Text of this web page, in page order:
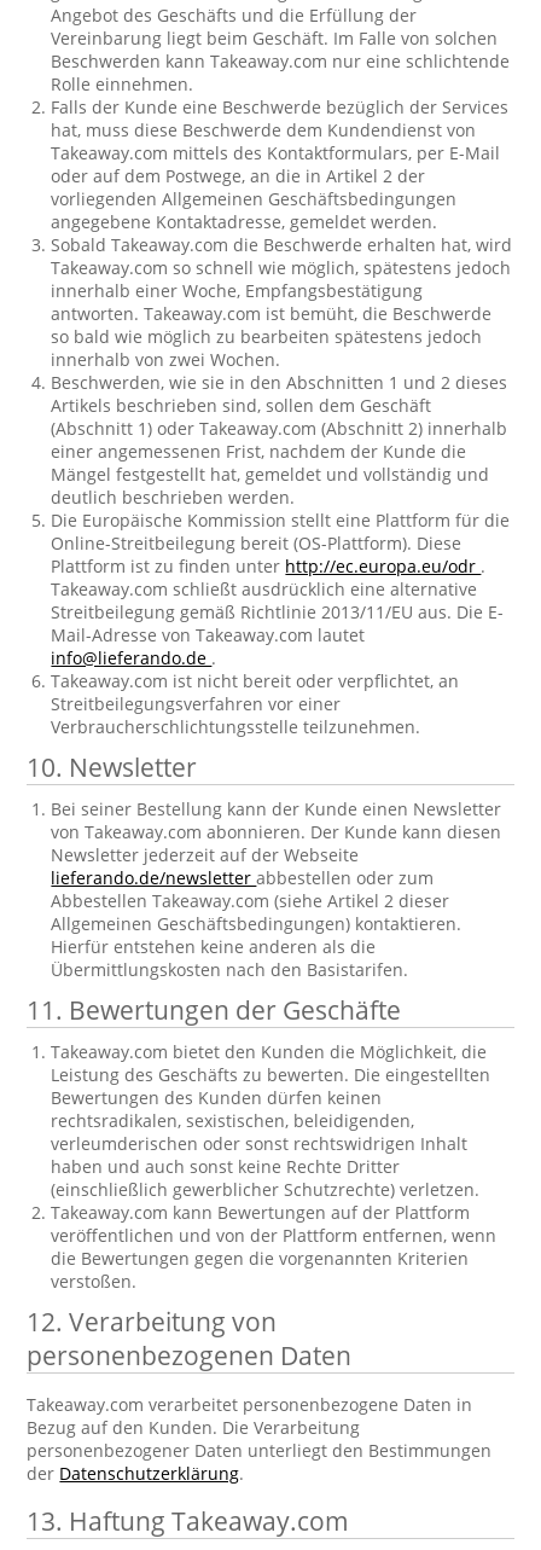
Angebot des Geschäfts und die Erfüllung der
Vereinbarung liegt beim Geschäft. Im Falle von solchen
Beschwerden kann Takeaway.com nur eine schlichtende
Rolle einnehmen.
Falls der Kunde eine Beschwerde bezüglich der Services
hat, muss diese Beschwerde dem Kundendienst von
Takeaway.com mittels des Kontaktformulars, per E-Mail
oder auf dem Postwege, an die in Artikel 2 der
vorliegenden Allgemeinen Geschäftsbedingungen
angegebene Kontaktadresse, gemeldet werden.
Sobald Takeaway.com die Beschwerde erhalten hat, wird
Takeaway.com so schnell wie möglich, spätestens jedoch
innerhalb einer Woche, Empfangsbestätigung
antworten. Takeaway.com ist bemüht, die Beschwerde
so bald wie möglich zu bearbeiten spätestens jedoch
innerhalb von zwei Wochen.
Beschwerden, wie sie in den Abschnitten 1 und 2 dieses
Artikels beschrieben sind, sollen dem Geschäft
(Abschnitt 1) oder Takeaway.com (Abschnitt 2) innerhalb
einer angemessenen Frist, nachdem der Kunde die
Mängel festgestellt hat, gemeldet und vollständig und
deutlich beschrieben werden.
Die Europäische Kommission stellt eine Plattform für die
Online-Streitbeilegung bereit (OS-Plattform). Diese
Plattform ist zu finden unter http://ec.europa.eu/odr .
Takeaway.com schließt ausdrücklich eine alternative
Streitbeilegung gemäß Richtlinie 2013/11/EU aus. Die E-
Mail-Adresse von Takeaway.com lautet
info@lieferando.de .
Takeaway.com ist nicht bereit oder verpflichtet, an
Streitbeilegungsverfahren vor einer
Verbraucherschlichtungsstelle teilzunehmen.
10. Newsletter
Bei seiner Bestellung kann der Kunde einen Newsletter
von Takeaway.com abonnieren. Der Kunde kann diesen
Newsletter jederzeit auf der Webseite
lieferando.de/newsletterabbestellen oder zum
Abbestellen Takeaway.com (siehe Artikel 2 dieser
Allgemeinen Geschäftsbedingungen) kontaktieren.
Hierfür entstehen keine anderen als die
Übermittlungskosten nach den Basistarifen.
11. Bewertungen der Geschäfte
Takeaway.com bietet den Kunden die Möglichkeit, die
Leistung des Geschäfts zu bewerten. Die eingestellten
Bewertungen des Kunden dürfen keinen
rechtsradikalen, sexistischen, beleidigenden,
verleumderischen oder sonst rechtswidrigen Inhalt
haben und auch sonst keine Rechte Dritter
(einschließlich gewerblicher Schutzrechte) verletzen.
Takeaway.com kann Bewertungen auf der Plattform
veröffentlichen und von der Plattform entfernen, wenn
die Bewertungen gegen die vorgenannten Kriterien
verstoßen.
12. Verarbeitung von
personenbezogenen Daten
Takeaway.com verarbeitet personenbezogene Daten in
Bezug auf den Kunden. Die Verarbeitung
personenbezogener Daten unterliegt den Bestimmungen
der Datenschutzerklärung.
13. Haftung Takeaway.com